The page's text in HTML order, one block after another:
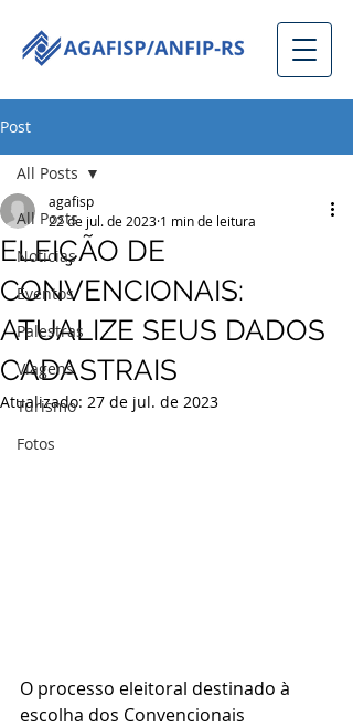
Post
All Posts
Notícias
Eventos
Palestras
Viagens
Turismo
Fotos
All Posts
ELEIÇÃO DE
CONVENCIONAIS:
ATUALIZE SEUS DADOS
CADASTRAIS
agafisp
22 de jul. de 2023 1 min de leitura
Atualizado: 27 de jul. de 2023
O processo eleitoral destinado à
escolha dos Convencionais